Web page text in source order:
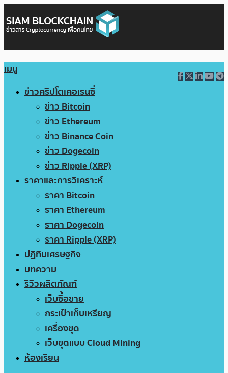
เมนู
ข่าวคริปโตเคอเรนซี่
ข่าว Bitcoin
ข่าว Ethereum
ข่าว Binance Coin
ข่าว Dogecoin
ข่าว Ripple (XRP)
ราคาและการวิเคราะห์
ราคา Bitcoin
ราคา Ethereum
ราคา Dogecoin
ราคา Ripple (XRP)
ปฏิทินเศรษฐกิจ
บทความ
รีวิวผลิตภัณฑ์
เว็บซื้อขาย
กระเป๋าเก็บเหรียญ
เครื่องขุด
เว็บขุดแบบ Cloud Mining
ห้องเรียน